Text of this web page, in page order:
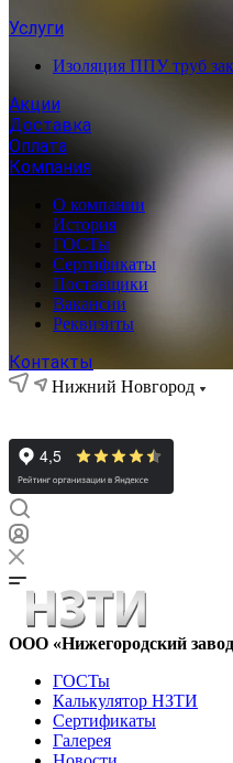
Услуги
Изоляция ППУ труб
Акции
Доставка
Оплата
Компания
О компании
История
ГОСТы
Сертификаты
Поставщики
Вакансии
Реквизиты
Контакты
Нижний Новгород
ООО «Нижегородский
ГОСТы
Калькулятор НЗТИ
Сертификаты
Галерея